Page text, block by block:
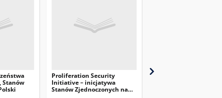
Stanów
Proliferation Security
Initiative – inicjatywa
Stanów Zjednoczonych na